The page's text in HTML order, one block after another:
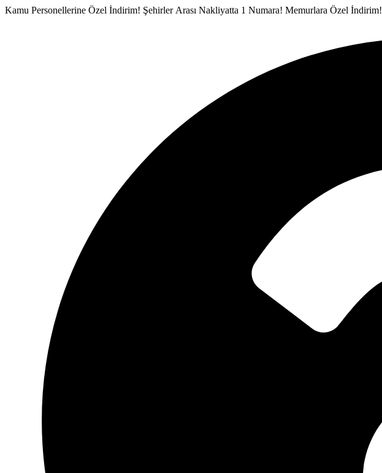
İçeriğe
Kamu Personellerine Özel İndirim! Şehirler Arası Nakliyatta 1 Numara! Memurlara Özel İndirim!